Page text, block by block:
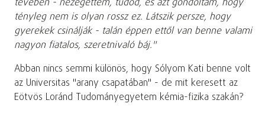
tényleg nem is olyan rossz ez. Látszik persze, hogy
gyerekek csinálják - talán éppen ettől van benne valami
nagyon fiatalos, szeretnivaló báj."
Abban nincs semmi különös, hogy Sólyom Kati benne volt
az Universitas "arany csapatában" - de mit keresett az
Eötvös Loránd Tudományegyetem kémia-fizika szakán?